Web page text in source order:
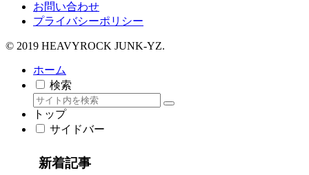
お問い合わせ
プライバシーポリシー
© 2019 HEAVYROCK JUNK-YZ.
ホーム
検索
トップ
サイドバー
新着記事